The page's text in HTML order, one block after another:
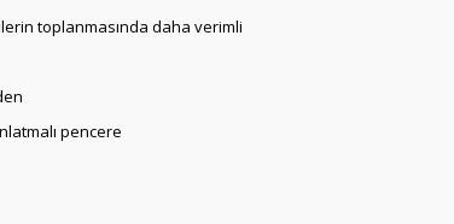
toplanmasında daha verimli
pencere